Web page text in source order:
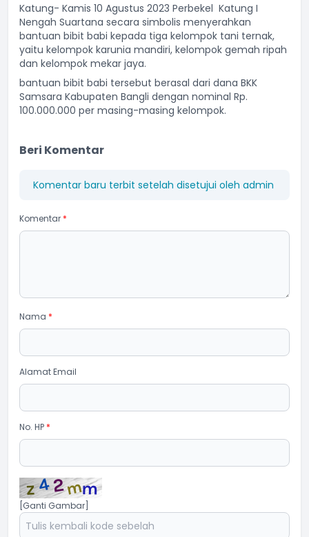
Katung- Kamis 10 Agustus 2023 Perbekel Katung I
Nengah Suartana secara simbolis menyerahkan
bantuan bibit babi kepada tiga kelompok tani ternak,
yaitu kelompok karunia mandiri, kelompok gemah ripah
dan kelompok mekar jaya.
bantuan bibit babi tersebut berasal dari dana BKK
Samsara Kabupaten Bangli dengan nominal Rp.
100.000.000 per masing-masing kelompok.
Beri Komentar
Komentar baru terbit setelah disetujui oleh admin
Komentar *
Nama *
Alamat Email
No. HP *
[Ganti Gambar]